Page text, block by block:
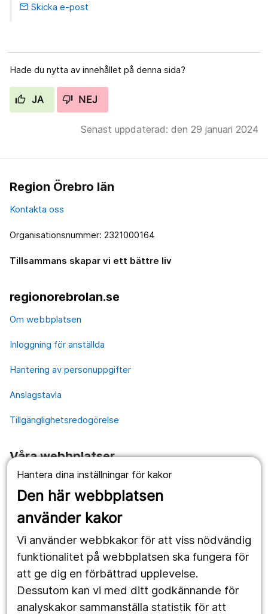
Hantera dina inställningar för kakor
Den här webbplatsen
använder kakor
Vi använder webbkakor för att viss nödvändig
funktionalitet på webbplatsen ska fungera för
att ge dig en förbättrad upplevelse.
Dessutom kan vi med ditt godkännande för
analyskakor sammanställa statistik för att
email Skicka e-post
Hade du nytta av innehållet på denna sida?
JA NEJ
Senast uppdaterad: den 29 januari 2024
Region Örebro län
Kontakta oss
Organisationsnummer: 2321000164
Tillsammans skapar vi ett bättre liv
regionorebrolan.se
Om webbplatsen
Inloggning för anställda
Hantering av personuppgifter
Anslagstavla
Tillgänglighetsredogörelse
Våra webbplatser
1177.se
Länstrafiken
Utveckling
Följ oss